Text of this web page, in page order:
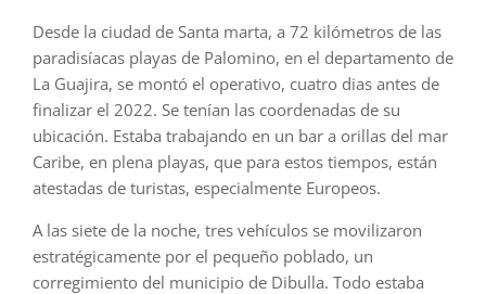
Desde la ciudad de Santa marta, a 72 kilómetros de las
paradisíacas playas de Palomino, en el departamento de
La Guajira, se montó el operativo, cuatro dias antes de
finalizar el 2022. Se tenían las coordenadas de su
ubicación. Estaba trabajando en un bar a orillas del mar
Caribe, en plena playas, que para estos tiempos, están
atestadas de turistas, especialmente Europeos.
A las siete de la noche, tres vehículos se movilizaron
estratégicamente por el pequeño poblado, un
corregimiento del municipio de Dibulla. Todo estaba